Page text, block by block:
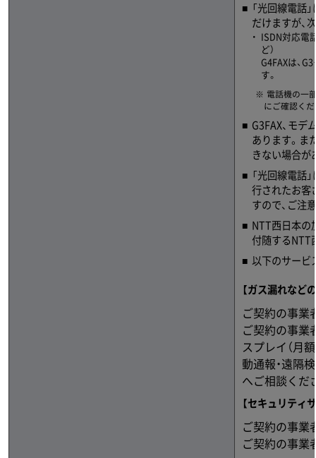
「光回線電話
だけますが、
ISDN対応電
ど）
G4FAXは、
す。
電話機の一
にご確認くだ
G3FAX、モ
あります。ま
きない場合が
「光回線電話
行されたお客
すので、ご注
NTT西日本の
付随するNTT
以下のサービ
【ガス漏れなど
ご契約の事業
ご契約の事業
スプレイ（月
動通報・遠隔
へご相談くだ
【セキュリティ
ご契約の事業
ご契約の事業